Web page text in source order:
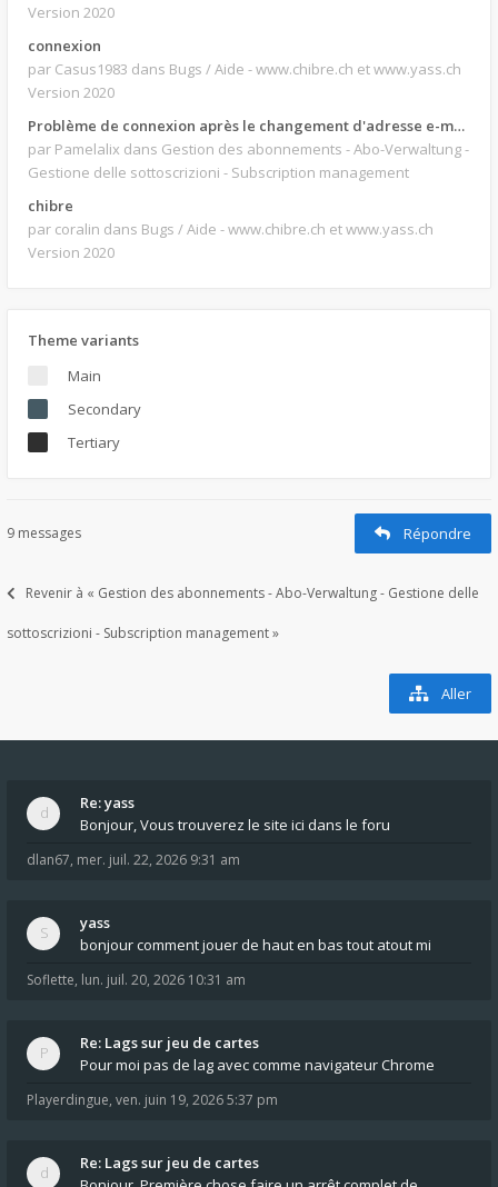
Version 2020
connexion
par Casus1983 dans Bugs / Aide - www.chibre.ch et www.yass.ch
Version 2020
Problème de connexion après le changement d'adresse e-mail.
par Pamelalix dans Gestion des abonnements - Abo-Verwaltung -
Gestione delle sottoscrizioni - Subscription management
chibre
par coralin dans Bugs / Aide - www.chibre.ch et www.yass.ch
Version 2020
Theme variants
Main
Secondary
Tertiary
9 messages Répondre
Revenir à « Gestion des abonnements - Abo-Verwaltung - Gestione delle
sottoscrizioni - Subscription management »
Aller
Re: yass
Bonjour, Vous trouverez le site ici dans le foru
dlan67, mer. juil. 22, 2026 9:31 am
yass
bonjour comment jouer de haut en bas tout atout mi
Soflette, lun. juil. 20, 2026 10:31 am
Re: Lags sur jeu de cartes
Pour moi pas de lag avec comme navigateur Chrome
Playerdingue, ven. juin 19, 2026 5:37 pm
Re: Lags sur jeu de cartes